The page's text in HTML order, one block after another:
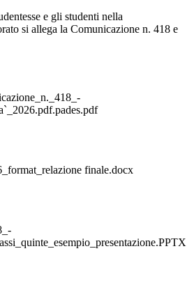
e gli studenti nella
si allega la Comunicazione n. 418 e
finale.docx